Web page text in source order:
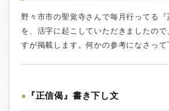
野々市市の聖覚寺さんで毎月行ってる『
を、活字に起こしていただきましたので
すが掲載します。何かの参考になさって
● 『正信偈』書き下し文